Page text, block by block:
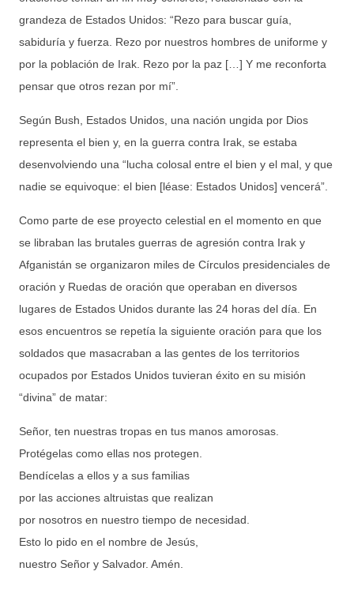
grandeza de Estados Unidos: “Rezo para buscar guía,
sabiduría y fuerza. Rezo por nuestros hombres de uniforme y
por la población de Irak. Rezo por la paz […] Y me reconforta
pensar que otros rezan por mí”.
Según Bush, Estados Unidos, una nación ungida por Dios
representa el bien y, en la guerra contra Irak, se estaba
desenvolviendo una “lucha colosal entre el bien y el mal, y que
nadie se equivoque: el bien [léase: Estados Unidos] vencerá”.
Como parte de ese proyecto celestial en el momento en que
se libraban las brutales guerras de agresión contra Irak y
Afganistán se organizaron miles de Círculos presidenciales de
oración y Ruedas de oración que operaban en diversos
lugares de Estados Unidos durante las 24 horas del día. En
esos encuentros se repetía la siguiente oración para que los
soldados que masacraban a las gentes de los territorios
ocupados por Estados Unidos tuvieran éxito en su misión
“divina” de matar:
Señor, ten nuestras tropas en tus manos amorosas.
Protégelas como ellas nos protegen.
Bendícelas a ellos y a sus familias
por las acciones altruistas que realizan
por nosotros en nuestro tiempo de necesidad.
Esto lo pido en el nombre de Jesús,
nuestro Señor y Salvador. Amén.